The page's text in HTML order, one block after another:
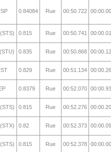
0.84084 Rue 00:50.722
0.815 Rue 00:50.741
0.835 Rue 00:50.868
0.829 Rue 00:51.134
EP 0.8379 Rue 00:52.070
0.815 Rue 00:52.276
0.82 Rue 00:52.373
0.815 Rue 00:52.378